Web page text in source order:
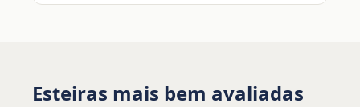
Esteiras mais bem avaliadas